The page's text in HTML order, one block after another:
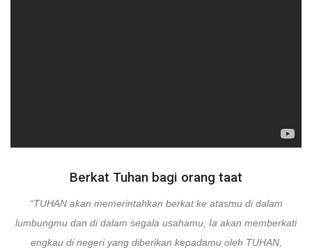
Berkat Tuhan bagi orang taat
“TUHAN akan memerintahkan berkat ke atasmu di dalam
lumbungmu dan di dalam segala usahamu; Ia akan memberkati
engkau di negeri yang diberikan kepadamu oleh TUHAN,